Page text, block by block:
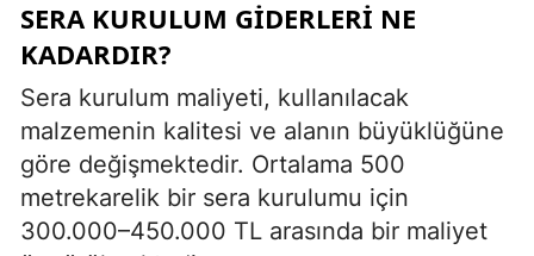
SERA KURULUM GIDERLERI NE
KADARDIR?
Sera kurulum maliyeti, kullanılacak
malzemenin kalitesi ve alanın büyüklüğüne
göre değişmektedir. Ortalama 500
metrekarelik bir sera kurulumu için
300.000–450.000 TL arasında bir maliyet